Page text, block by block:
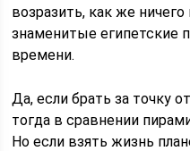
возразить, как же
знаменитые египетские
времени.
Да, если брать за точку
тогда в сравнении
Но если взять жизнь